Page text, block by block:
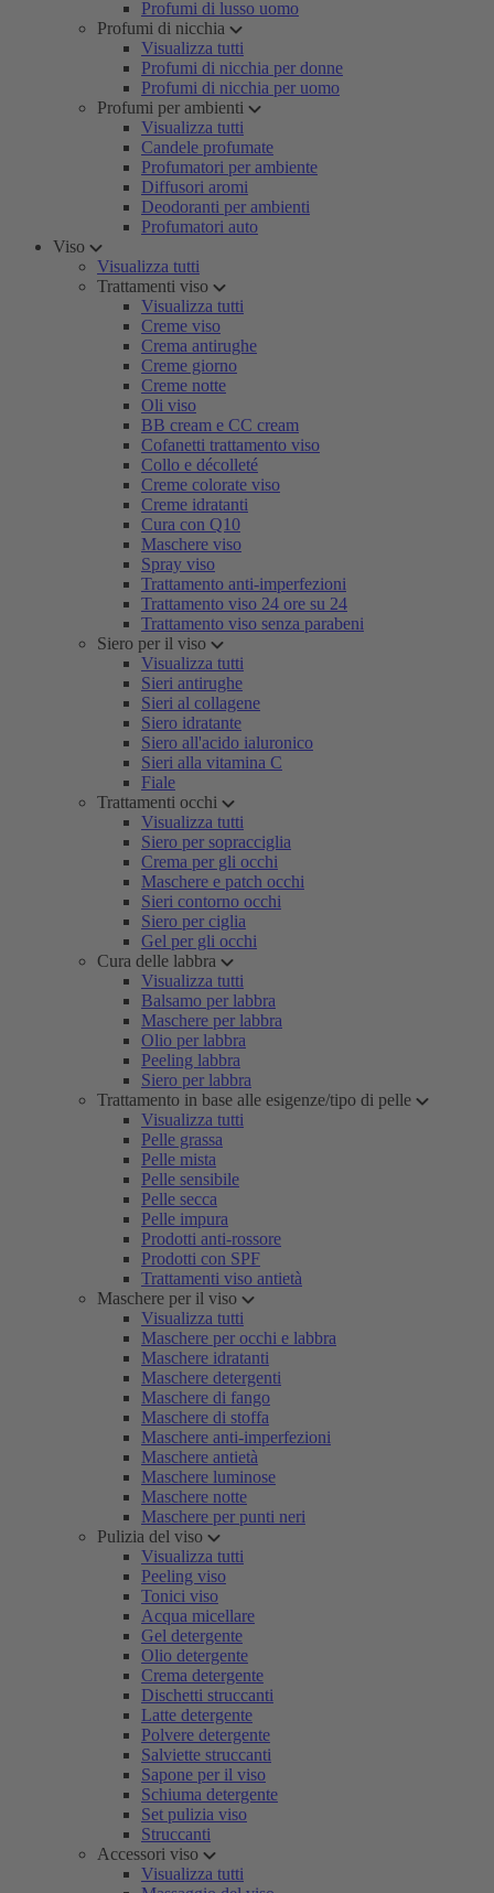
Profumi di lusso uomo
Profumi di nicchia
Visualizza tutti
Profumi di nicchia per donne
Profumi di nicchia per uomo
Profumi per ambienti
Visualizza tutti
Candele profumate
Profumatori per ambiente
Diffusori aromi
Deodoranti per ambienti
Profumatori auto
Viso
Visualizza tutti
Trattamenti viso
Visualizza tutti
Creme viso
Crema antirughe
Creme giorno
Creme notte
Oli viso
BB cream e CC cream
Cofanetti trattamento viso
Collo e décolleté
Creme colorate viso
Creme idratanti
Cura con Q10
Maschere viso
Spray viso
Trattamento anti-imperfezioni
Trattamento viso 24 ore su 24
Trattamento viso senza parabeni
Siero per il viso
Visualizza tutti
Sieri antirughe
Sieri al collagene
Siero idratante
Siero all'acido ialuronico
Sieri alla vitamina C
Fiale
Trattamenti occhi
Visualizza tutti
Siero per sopracciglia
Crema per gli occhi
Maschere e patch occhi
Sieri contorno occhi
Siero per ciglia
Gel per gli occhi
Cura delle labbra
Visualizza tutti
Balsamo per labbra
Maschere per labbra
Olio per labbra
Peeling labbra
Siero per labbra
Trattamento in base alle esigenze/tipo di pelle
Visualizza tutti
Pelle grassa
Pelle mista
Pelle sensibile
Pelle secca
Pelle impura
Prodotti anti-rossore
Prodotti con SPF
Trattamenti viso antietà
Maschere per il viso
Visualizza tutti
Maschere per occhi e labbra
Maschere idratanti
Maschere detergenti
Maschere di fango
Maschere di stoffa
Maschere anti-imperfezioni
Maschere antietà
Maschere luminose
Maschere notte
Maschere per punti neri
Pulizia del viso
Visualizza tutti
Peeling viso
Tonici viso
Acqua micellare
Gel detergente
Olio detergente
Crema detergente
Dischetti struccanti
Latte detergente
Polvere detergente
Salviette struccanti
Sapone per il viso
Schiuma detergente
Set pulizia viso
Struccanti
Accessori viso
Visualizza tutti